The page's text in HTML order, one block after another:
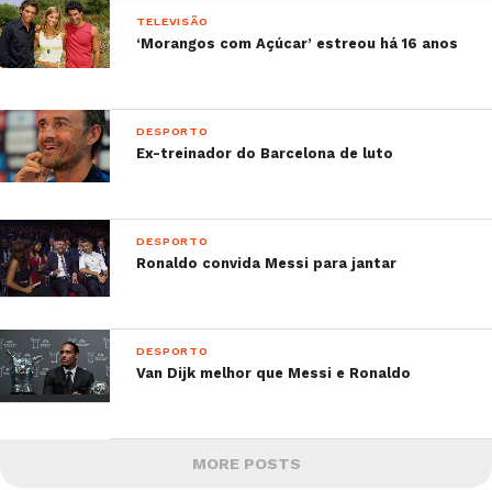
TELEVISÃO
‘Morangos com Açúcar’ estreou há 16 anos
DESPORTO
Ex-treinador do Barcelona de luto
DESPORTO
Ronaldo convida Messi para jantar
DESPORTO
Van Dijk melhor que Messi e Ronaldo
MORE POSTS